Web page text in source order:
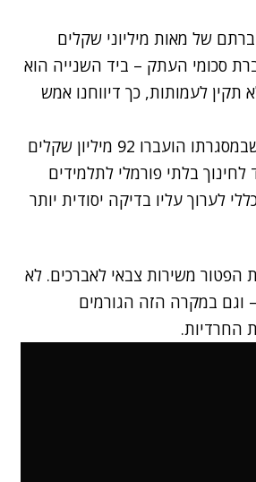
של מאות מיליוני שקלים
סכומי העתק – ביד השנייה הוא
לעמותות, כך דיווחנו אמש
הסעיף הגדול שמעורר את החשד באגף התקציבים הוא זה שבמסגרתו הועברו 92 מיליון שקלים
בלתי פורמלי לתלמידים
לערוך עליו בדיקה יסודית יותר
הפטור משירות צבאי לאברכים. לא
מ-5 ל-11 מיליון שקלים – וגם במקרה הזה הגורמים
החרדיות.